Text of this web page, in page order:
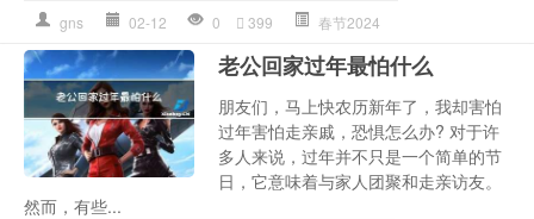
gns 02-12 0 399 春节2024
老公回家过年最怕什么
朋友们，马上快农历新年了，我却害怕
过年害怕走亲戚，恐惧怎么办? 对于许
多人来说，过年并不只是一个简单的节
日，它意味着与家人团聚和走亲访友。
然而，有些...